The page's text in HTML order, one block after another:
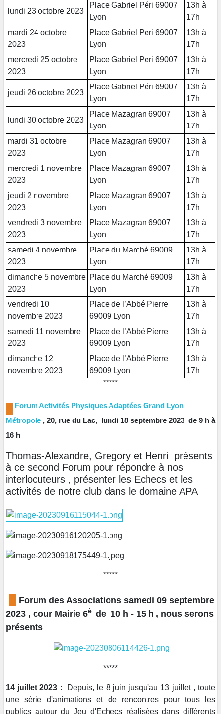
lundi 23 octobre 2023
Place Gabriel Péri 69007
Lyon
13h à
17h
mardi 24 octobre
2023
Place Gabriel Péri 69007
Lyon
13h à
17h
mercredi 25 octobre
2023
Place Gabriel Péri 69007
Lyon
13h à
17h
jeudi 26 octobre 2023
Place Gabriel Péri 69007
Lyon
13h à
17h
lundi 30 octobre 2023
Place Mazagran 69007
Lyon
13h à
17h
mardi 31 octobre
2023
Place Mazagran 69007
Lyon
13h à
17h
mercredi 1 novembre
2023
Place Mazagran 69007
Lyon
13h à
17h
jeudi 2 novembre
2023
Place Mazagran 69007
Lyon
13h à
17h
vendredi 3 novembre
2023
Place Mazagran 69007
Lyon
13h à
17h
samedi 4 novembre
2023
Place du Marché 69009
Lyon
13h à
17h
dimanche 5 novembre
2023
Place du Marché 69009
Lyon
13h à
17h
vendredi 10
novembre 2023
Place de l’Abbé Pierre
69009 Lyon
13h à
17h
samedi 11 novembre
2023
Place de l’Abbé Pierre
69009 Lyon
13h à
17h
dimanche 12
novembre 2023
Place de l’Abbé Pierre
69009 Lyon
13h à
17h
*****
Forum Activités Physiques Adaptées Grand Lyon
Métropole , 20, rue du Lac, lundi 18 septembre 2023 de 9 h à
16 h
Thomas-Alexandre, Gregory et Henri présents
à ce second Forum pour répondre à nos
interlocuteurs , présenter les Echecs et les
activités de notre club dans le domaine APA
*****
Forum des Associations samedi 09 septembre
2023 , cour Mairie 6è de 10 h - 15 h , nous serons
présents
*****
14 juillet 2023 : Depuis, le 8 juin jusqu'au 13 juillet , toute
une série d'animations et de rencontres pour tous les
publics autour du Jeu d'Echecs réalisées dans différents